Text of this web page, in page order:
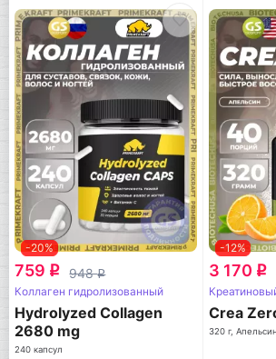
-20%
759 q 948q
Коллаген гидролизованный
Hydrolyzed Collagen
2680 mg
240 капсул
-12%
3 170 q
Crea
320 г, Апельсин